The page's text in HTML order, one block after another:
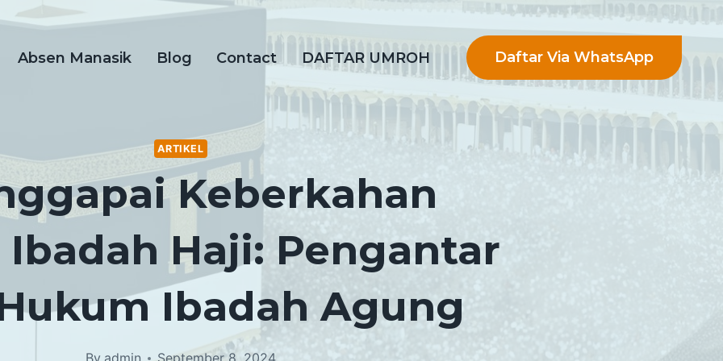
Absen Manasik Blog Contact DAFTAR UMROH Daftar Via WhatsApp
ARTIKEL
Keberkahan
Ibadah Haji: Pengantar
Ibadah Agung